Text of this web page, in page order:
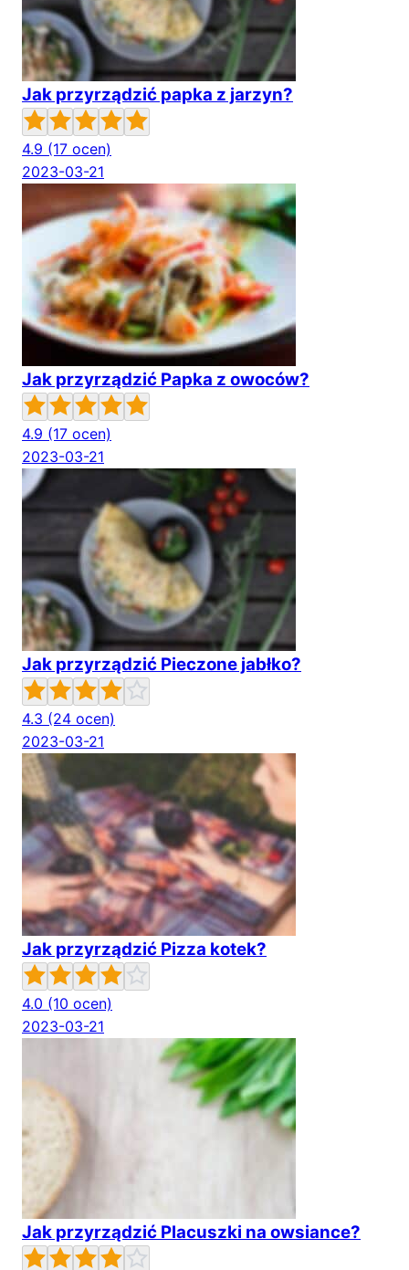
Jak przyrządzić papka z jarzyn?
4.9 (17 ocen)
2023-03-21
Jak przyrządzić Papka z owoców?
4.9 (17 ocen)
2023-03-21
Jak przyrządzić Pieczone jabłko?
4.3 (24 ocen)
2023-03-21
Jak przyrządzić Pizza kotek?
4.0 (10 ocen)
2023-03-21
Jak przyrządzić Placuszki na owsiance?